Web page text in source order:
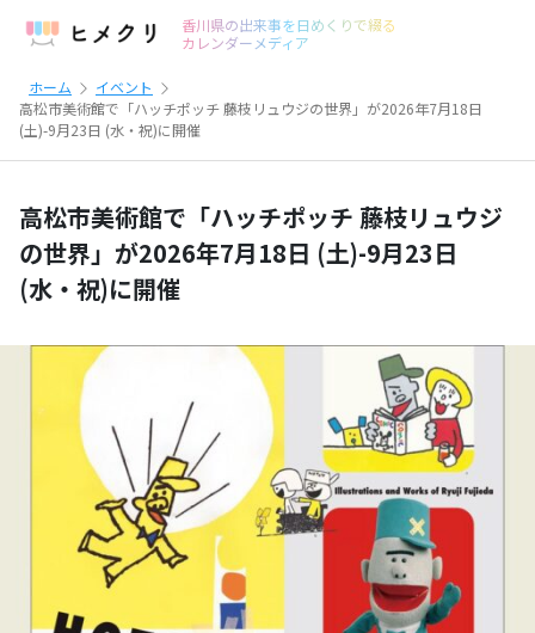
香川県の出来事を日めくりで綴る
カレンダーメディア
ホーム
イベント
高松市美術館で「ハッチポッチ 藤枝リュウジの世界」が2026年7月18日
(土)-9月23日 (水・祝)に開催
高松市美術館で「ハッチポッチ 藤枝リュウジ
の世界」が2026年7月18日 (土)-9月23日
(水・祝)に開催